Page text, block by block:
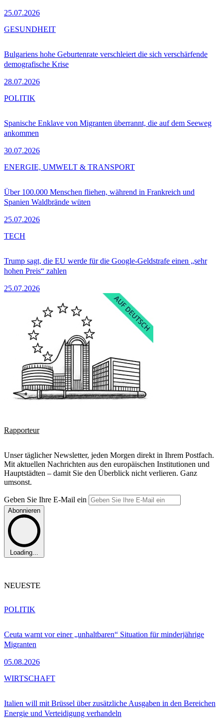
25.07.2026
Bulgariens hohe Geburtenrate verschleiert die sich verschärfende
demografische Krise
28.07.2026
GESUNDHEIT
Spanische Enklave von Migranten überrannt, die auf dem Seeweg
ankommen
30.07.2026
POLITIK
Über 100.000 Menschen fliehen, während in Frankreich und
Spanien Waldbrände wüten
25.07.2026
ENERGIE, UMWELT & TRANSPORT
Trump sagt, die EU werde für die Google-Geldstrafe einen „sehr
hohen Preis“ zahlen
25.07.2026
TECH
Rapporteur
Unser täglicher Newsletter, jeden Morgen direkt in Ihrem Postfach.
Mit aktuellen Nachrichten aus den europäischen Institutionen und
Hauptstädten – damit Sie den Überblick nicht verlieren. Ganz
umsonst.
Geben Sie Ihre E-Mail ein
Abonnieren
Loading...
NEUESTE
Ceuta warnt vor einer „unhaltbaren“ Situation für minderjährige
Migranten
05.08.2026
POLITIK
Italien will mit Brüssel über zusätzliche Ausgaben in den Bereichen
Energie und Verteidigung verhandeln
WIRTSCHAFT